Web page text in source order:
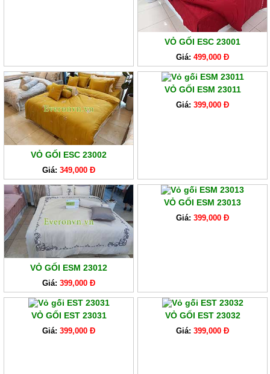
VỎ GỐI ESC 23001
Giá: 499,000 Đ
VỎ GỐI ESC 23002
Giá: 349,000 Đ
VỎ GỐI ESM 23011
Giá: 399,000 Đ
VỎ GỐI ESM 23012
Giá: 399,000 Đ
VỎ GỐI ESM 23013
Giá: 399,000 Đ
VỎ GỐI EST 23031
Giá: 399,000 Đ
VỎ GỐI EST 23032
Giá: 399,000 Đ